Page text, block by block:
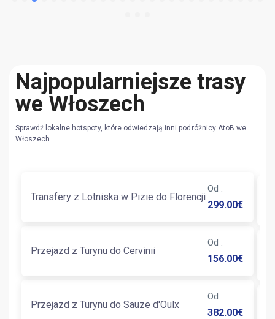
Najpopularniejsze trasy
we Włoszech
Sprawdź lokalne hotspoty, które odwiedzają inni podróżnicy AtoB we
Włoszech
Transfery z Lotniska w Pizie do Florencji
Od :
299.00€
Przejazd z Turynu do Cervinii
Od :
156.00€
Przejazd z Turynu do Sauze d'Oulx
Od :
382.00€